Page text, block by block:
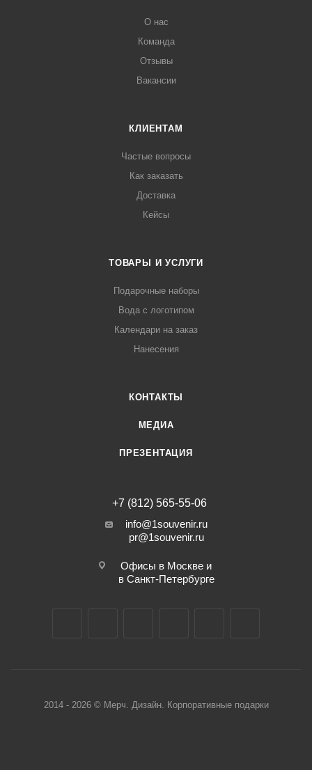
О нас
Команда
Отзывы
Вакансии
КЛИЕНТАМ
Частые вопросы
Как заказать
Доставка
Кейсы
ТОВАРЫ И УСЛУГИ
Подарочные наборы
Вода с логотипом
Календари на заказ
Нанесения
КОНТАКТЫ
МЕДИА
ПРЕЗЕНТАЦИЯ
+7 (812) 565-55-06
info@1souvenir.ru
pr@1souvenir.ru
Офисы в Москве и
в Санкт-Петербурге
2014 - 2026 © Мерч. Дизайн. Корпоративные подарки